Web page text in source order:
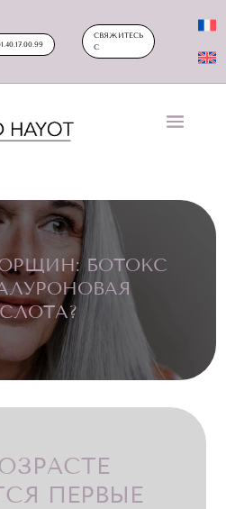
СВЯЖИТЕСЬ
С
БОТОКС
ПЕРВЫЕ